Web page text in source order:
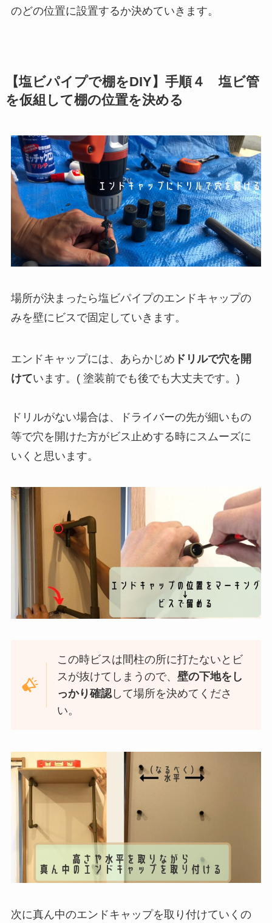
のどの位置に設置するか決めていきます。
【塩ビパイプで棚をDIY】手順４ 塩ビ管
を仮組して棚の位置を決める
場所が決まったら塩ビパイプのエンドキャップの
みを壁にビスで固定していきます。
エンドキャップには、あらかじめ ドリルで穴を開
けています。( 塗装前でも後でも大丈夫です。)
ドリルがない場合は、ドライバーの先が細いもの
等で穴を開けた方がビス止めする時にスムーズに
いくと思います。
この時ビスは間柱の所に打たないとビ
スが抜けてしまうので、壁の下地をし
っかり確認して場所を決めてくださ
い。
次に真ん中のエンドキャップを取り付けていくの